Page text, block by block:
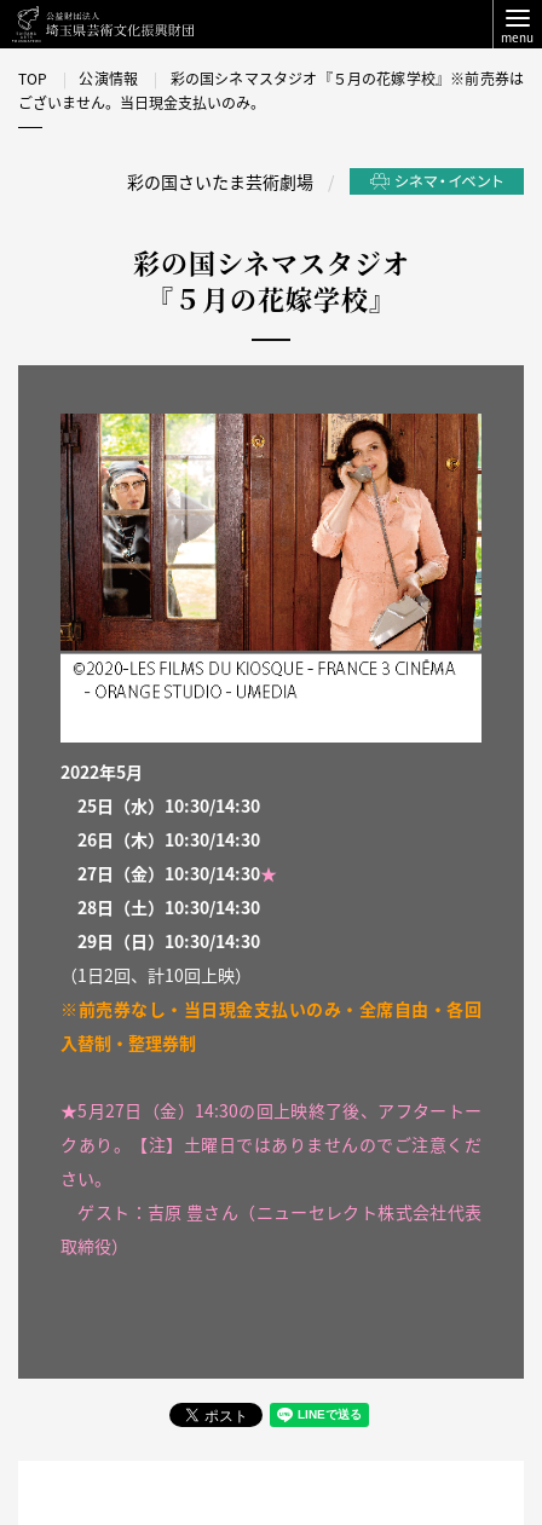
menu
TOP 公演情報
彩の国シネマスタジオ『５月の花嫁学校』※前売券は
ございません。当日現金支払いのみ。
彩の国さいたま芸術劇場
彩の国シネマスタジオ
『５月の花嫁学校』
2022年5月
25日（水） 10:30/14:30
26日（木） 10:30/14:30
27日（金） 10:30/14:30★
28日（土） 10:30/14:30
29日（日） 10:30/14:30
（1日2回、計10回上映）
※前売券なし・当日現金支払いのみ・全席自由・各回
入替制・整理券制
★5月27日（金）14:30の回上映終了後、アフタートー
クあり。【注】土曜日ではありませんのでご注意くだ
さい。
ゲスト：吉原 豊さん（ニューセレクト株式会社代表
取締役）